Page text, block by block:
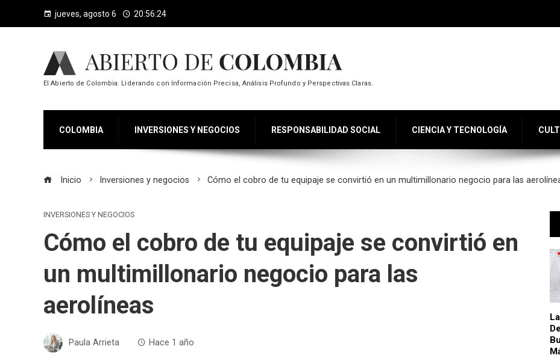
jueves, agosto 6 20:56:24
El Abierto de Colombia: Liderando con Información Precisa, Análisis Profundo y Perspectivas Claras.
COLOMBIA INVERSIONES Y NEGOCIOS RESPONSABILIDAD SOCIAL CIENCIA Y TECNOLOGÍA
Inicio Inversiones y negocios Cómo el cobro de tu equipaje se convirtió en un multimillonario negocio para las
INVERSIONES Y NEGOCIOS
Cómo el cobro de tu equipaje se convirtió en
un multimillonario negocio para las
aerolíneas
Paula Arrieta Hace 1 año